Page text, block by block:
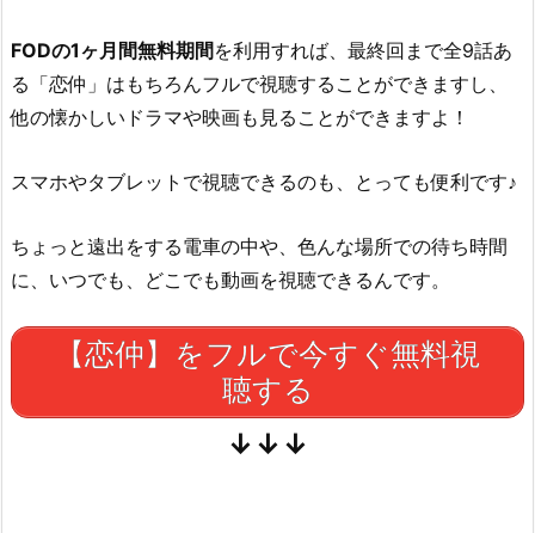
FODの1ヶ月間無料期間 を利用すれば、最終回まで全9話あ
る「恋仲」はもちろんフルで視聴することができますし、
他の懐かしいドラマや映画も見ることができますよ！
スマホやタブレットで視聴できるのも、とっても便利です♪
ちょっと遠出をする電車の中や、色んな場所での待ち時間
に、いつでも、どこでも動画を視聴できるんです。
【恋仲】をフルで今すぐ無料視
聴する
↓↓↓